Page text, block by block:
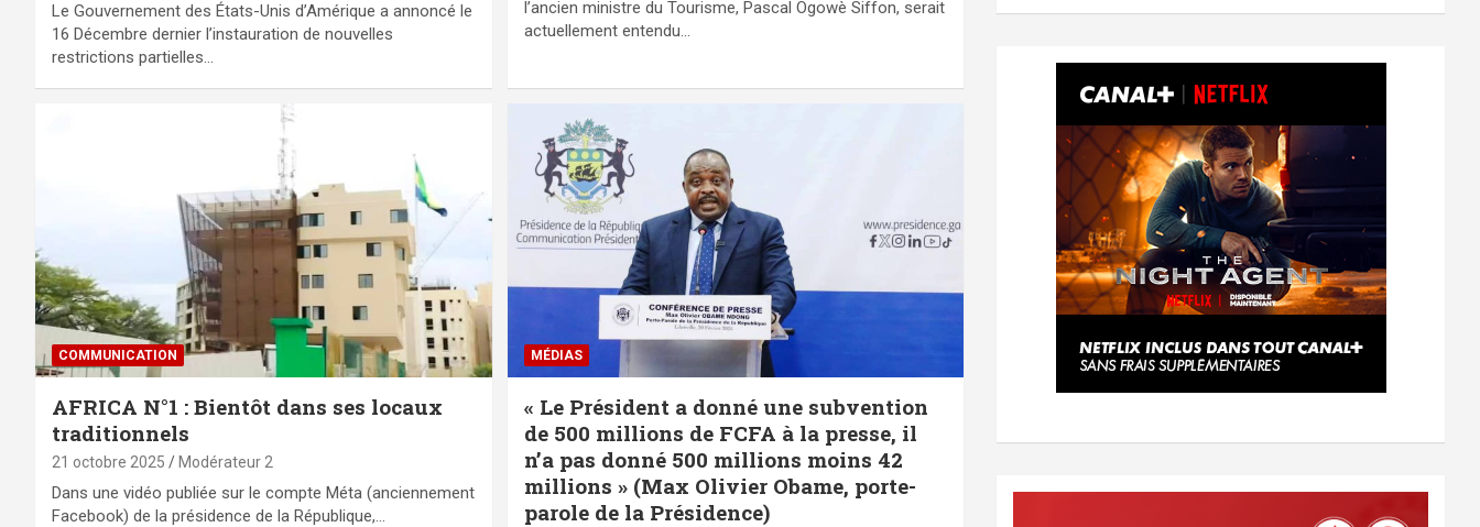
Le Gouvernement des États-Unis d’Amérique a annoncé le
16 Décembre dernier l’instauration de nouvelles
restrictions partielles…
l’ancien ministre du Tourisme, Pascal Ogowè Siffon, serait
actuellement entendu…
COMMUNICATION
AFRICA N°1 : Bientôt dans ses locaux
traditionnels
21 octobre 2025 Modérateur 2
Dans une vidéo publiée sur le compte Méta (anciennement
Facebook) de la présidence de la République,…
MÉDIAS
« Le Président a donné une subvention
de 500 millions de FCFA à la presse, il
n’a pas donné 500 millions moins 42
millions » (Max Olivier Obame, porte-
parole de la Présidence)